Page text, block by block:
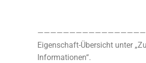
Eigenschaft-Übersicht unter
Informationen“.